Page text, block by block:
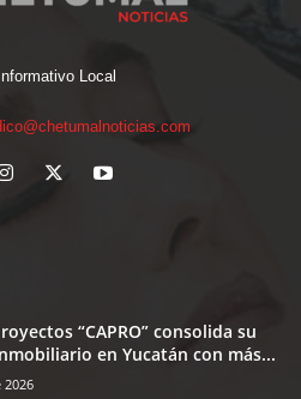
Local
“CAPRO” consolida su
en Yucatán con más...